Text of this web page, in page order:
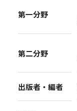
第一分野
第二分野
出版者・編者